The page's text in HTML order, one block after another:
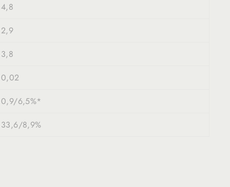
4,8
2,9
3,8
0,02
0,9/6,5%*
33,6/8,9%